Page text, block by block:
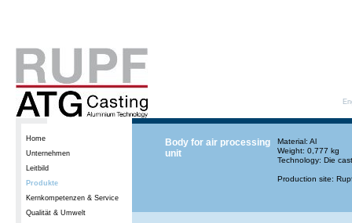
Home
Unternehmen
Leitbild
Produkte
Kernkompetenzen & Service
Qualität & Umwelt
Body for air processing
unit
Material: Al
Weight: 0,777 kg
Technology: Die
Production site: